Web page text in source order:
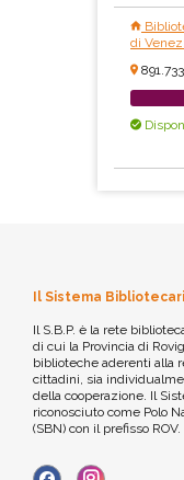
di
Il Sistema
Il S.B.P. è la rete
di cui la Provincia di
biblioteche aderenti alla
cittadini, sia
della cooperazione. Il
riconosciuto come Polo
(SBN) con il prefisso ROV.